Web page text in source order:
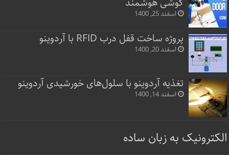
اسفند 25, 1400
پروژه ساخت قفل‌ درب RFID با آردوینو
اسفند 20, 1400
تغذیه آردوینو با سلول‌های خورشیدی آردوینو
اسفند 14, 1400
الکترونیک به زبان ساده